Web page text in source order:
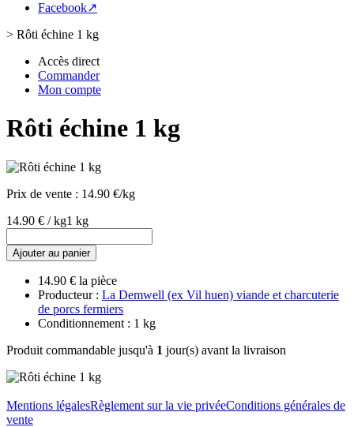
Facebook↗
> Rôti échine 1 kg
Accès direct
Commander
Mon compte
Rôti échine 1 kg
Prix de vente : 14.90 €/kg
14.90 € / kg1 kg
Ajouter au panier
14.90 € la pièce
Producteur : La Demwell (ex Vil huen) viande et charcuterie
de porcs fermiers
Conditionnement : 1 kg
Produit commandable jusqu'à 1 jour(s) avant la livraison
Mentions légalesRèglement sur la vie privéeConditions générales de
vente